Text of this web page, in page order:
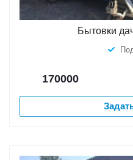
Бытовки
170000